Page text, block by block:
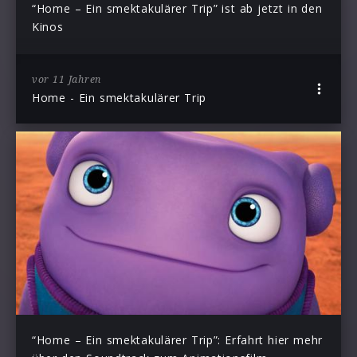
“Home – Ein smektakulärer Trip” ist ab jetzt in den
Kinos
vor 11 Jahren
Home - Ein smektakulärer Trip
“Home – Ein smektakulärer Trip”: Erfahrt hier mehr